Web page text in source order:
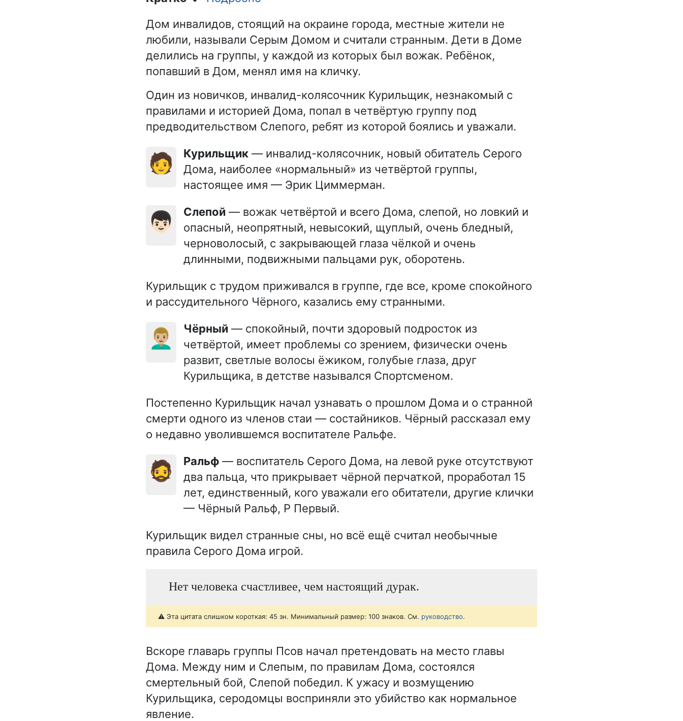
Дом инвалидов, стоящий на окраине города, местные жители не
любили, называли Серым Домом и считали странным. Дети в Доме
делились на группы, у каждой из которых был вожак. Ребёнок,
попавший в Дом, менял имя на кличку.
Один из новичков, инвалид-колясочник Курильщик, незнакомый с
правилами и историей Дома, попал в четвёртую группу под
предводительством Слепого, ребят из которой боялись и уважали.
🧑 Курильщик — инвалид-колясочник, новый обитатель Серого
Дома, наиболее «нормальный» из четвёртой группы,
настоящее имя — Эрик Циммерман.
👦🏻 Слепой — вожак четвёртой и всего Дома, слепой, но ловкий и
опасный, неопрятный, невысокий, щуплый, очень бледный,
черноволосый, с закрывающей глаза чёлкой и очень
длинными, подвижными пальцами рук, оборотень.
Курильщик с трудом приживался в группе, где все, кроме спокойного
и рассудительного Чёрного, казались ему странными.
👨🏼‍🦱 Чёрный — спокойный, почти здоровый подросток из
четвёртой, имеет проблемы со зрением, физически очень
развит, светлые волосы ёжиком, голубые глаза, друг
Курильщика, в детстве назывался Спортсменом.
Постепенно Курильщик начал узнавать о прошлом Дома и о странной
смерти одного из членов стаи — состайников. Чёрный рассказал ему
о недавно уволившемся воспитателе Ральфе.
🧔 Ральф — воспитатель Серого Дома, на левой руке отсутствуют
два пальца, что прикрывает чёрной перчаткой, проработал 15
лет, единственный, кого уважали его обитатели, другие клички
— Чёрный Ральф, Р Первый.
Курильщик видел странные сны, но всё ещё считал необычные
правила Серого Дома игрой.
Нет человека счастливее, чем настоящий дурак.
⚠️ Эта цитата слишком короткая: 45 зн. Минимальный размер: 100 знаков. См. руководство.
Вскоре главарь группы Псов начал претендовать на место главы
Дома. Между ним и Слепым, по правилам Дома, состоялся
смертельный бой, Слепой победил. К ужасу и возмущению
Курильщика, серодомцы восприняли это убийство как нормальное
явление.